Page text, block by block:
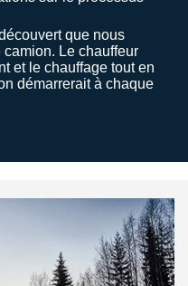
que nous
Le chauffeur
et le chauffage tout en
démarrerait à chaque